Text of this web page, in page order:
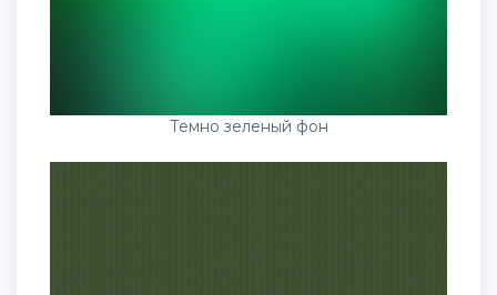
Темно зеленый фон